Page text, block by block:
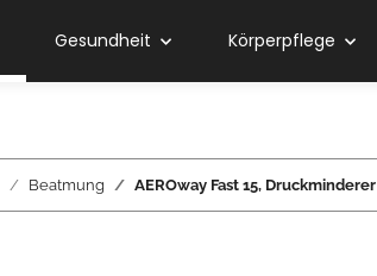
Gesundheit Körperpflege
Beatmung AEROway Fast 15, Druckminderer